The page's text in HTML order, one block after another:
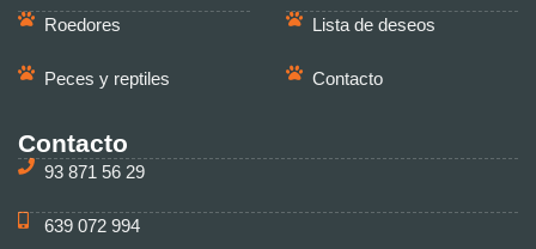
Roedores
Peces y reptiles
Lista de deseos
Contacto
Contacto
93 871 56 29
639 072 994